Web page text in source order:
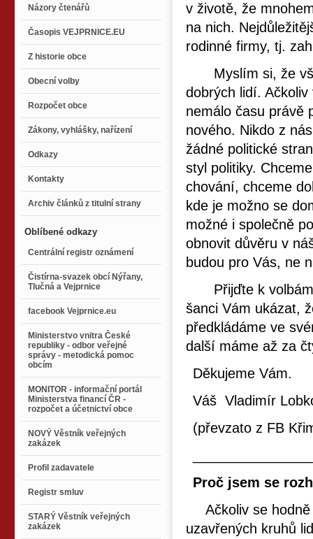
Názory čtenářů
Časopis VEJPRNICE.EU
Z historie obce
Obecní volby
Rozpočet obce
Zákony, vyhlášky, nařízení
Odkazy
Kontakty
Archiv článků z titulní strany
Oblíbené odkazy
Centrální registr oznámení
Čistírna-svazek obcí Nýřany,
Tlučná a Vejprnice
facebook Vejprnice.eu
Ministerstvo vnitra České
republiky - odbor veřejné
správy - metodická pomoc
obcím
MONITOR - informační portál
Ministerstva financí ČR -
rozpočet a účetnictví obce
NOVÝ Věstník veřejných
zakázek
Profil zadavatele
Registr smluv
STARÝ Věstník veřejných
zakázek
v životě, že
na nich.
rodinné firmy, tj.
Myslím si, že
dobrých lidí.
nemálo času právě
nového. Nikdo z
žádné politické
styl politiky.
chování, chceme
kde je možno se
možné i společně
obnovit důvěru v
budou pro Vás, ne
Přijďte k
šanci Vám ukázat,
předkládáme ve
další máme až za
Děkujeme Vám.
Váš Vladimír
(převzato z FB
Proč jsem se
Ačkoliv se
uzavřených kruhů